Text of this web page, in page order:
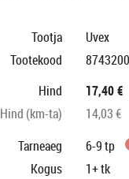
Tootja
Uvex
Tootekood
8743200
Hind
17,40 €
Hind (km-ta)
14,03 €
Tarneaeg
6-9 tp
Kogus
1+tk